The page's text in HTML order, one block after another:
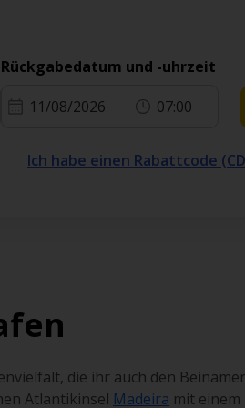
Rückgabedatum und -uhrzeit
11/08/2026 07:00
Ich habe einen Rabattcode
die ihr auch den
Atlantikinsel Madeira mit einem